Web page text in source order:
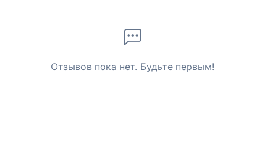
Отзывов пока нет. Будьте первым!